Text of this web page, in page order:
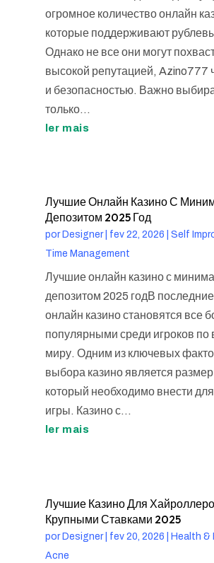
огромное количество онлайн
которые поддерживают
Однако не все они могут
высокой репутацией, Azino777
и безопасностью. Важно
только...
ler mais
Лучшие Онлайн Казино С
Депозитом 2025 Год
por Designer| fev 22, 2026
Self
Time Management
Лучшие онлайн казино с
депозитом 2025 годВ
онлайн казино становятся все
популярными среди игроков по
миру. Одним из ключевых
выбора казино является
который необходимо внести
игры. Казино с...
ler mais
Лучшие Казино Для
Крупными Ставками 2025
porDesigner| fev 20, 2026
Health &
Acne